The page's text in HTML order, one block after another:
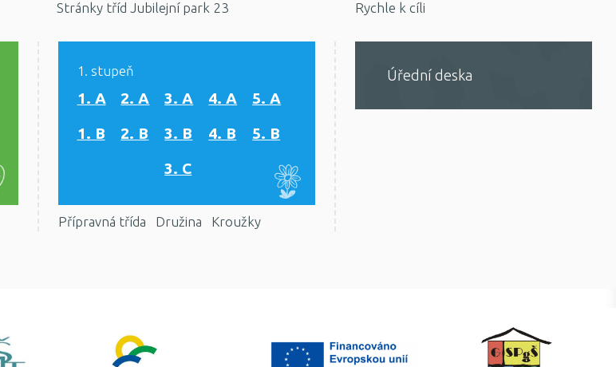
Stránky tříd Jubilejní park 23
1. stupeň
1. A
1. B
2. A
2. B
3. A
3. B
3. C
4. A
4. B
5. A
5. B
Přípravná třída Družina Kroužky
Rychle k cíli
Úřední deska